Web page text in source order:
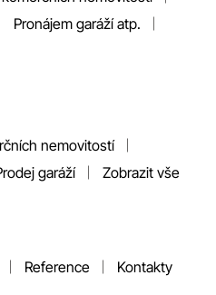
Pronájem garáží atp.
nemovitostí
garáží Zobrazit vše
Reference Kontakty